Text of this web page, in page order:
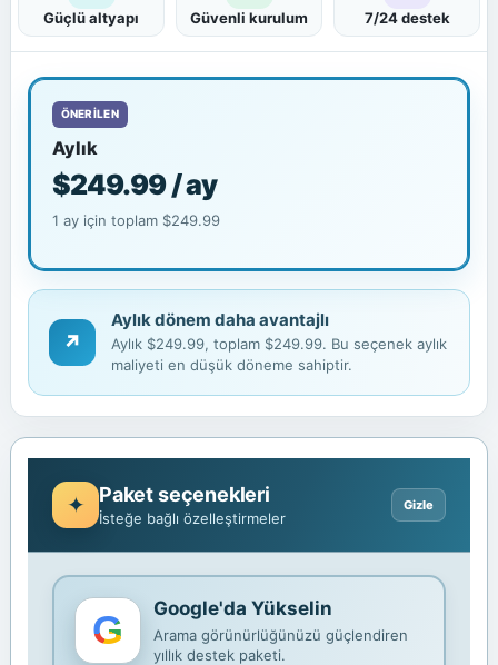
Güçlü altyapı Güvenli kurulum 7/24 destek
ÖNERILEN
Aylık
$249.99 / ay
1 ay için toplam $249.99
↗
Aylık dönem daha avantajlı
Aylık $249.99, toplam $249.99. Bu seçenek aylık
maliyeti en düşük döneme sahiptir.
Paket seçenekleri
İsteğe bağlı özelleştirmeler
Google'da Yükselin
Arama görünürlüğünüzü güçlendiren
yıllık destek paketi.